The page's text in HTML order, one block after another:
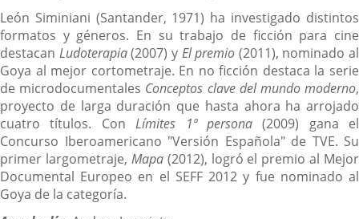
León Siminiani (Santander, 1971) ha investigado distintos
formatos y géneros. En su trabajo de ficción para cine
destacan Ludoterapia(2007) y El premio (2011), nominado al
Goya al mejor cortometraje. En no ficción destaca la serie
de microdocumentales Conceptos clave del mundo moderno,
proyecto de larga duración que hasta ahora ha arrojado
cuatro títulos. ConLímites 1ª persona(2009) gana el
Concurso Iberoamericano "Versión Española" de TVE. Su
primer largometraje, Mapa(2012), logró el premio al Mejor
Documental Europeo en el SEFF 2012 y fue nominado al
Goya de la categoría.